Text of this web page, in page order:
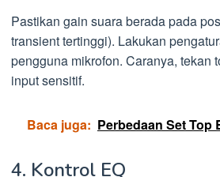
Pastikan gain suara berada pada
transient tertinggi). Lakukan
pengguna mikrofon. Caranya, tekan
input sensitif.
Baca juga: Perbedaan Set Top
4. Kontrol EQ